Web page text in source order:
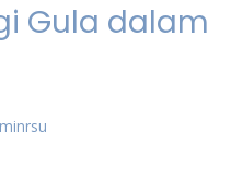
Gula dalam